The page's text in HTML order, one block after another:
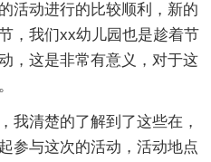
活动进行的比较顺利，新的
，我们xx幼儿园也是趁着节
，这是非常有意义，对于这
我清楚的了解到了这些在，
参与这次的活动，活动地点